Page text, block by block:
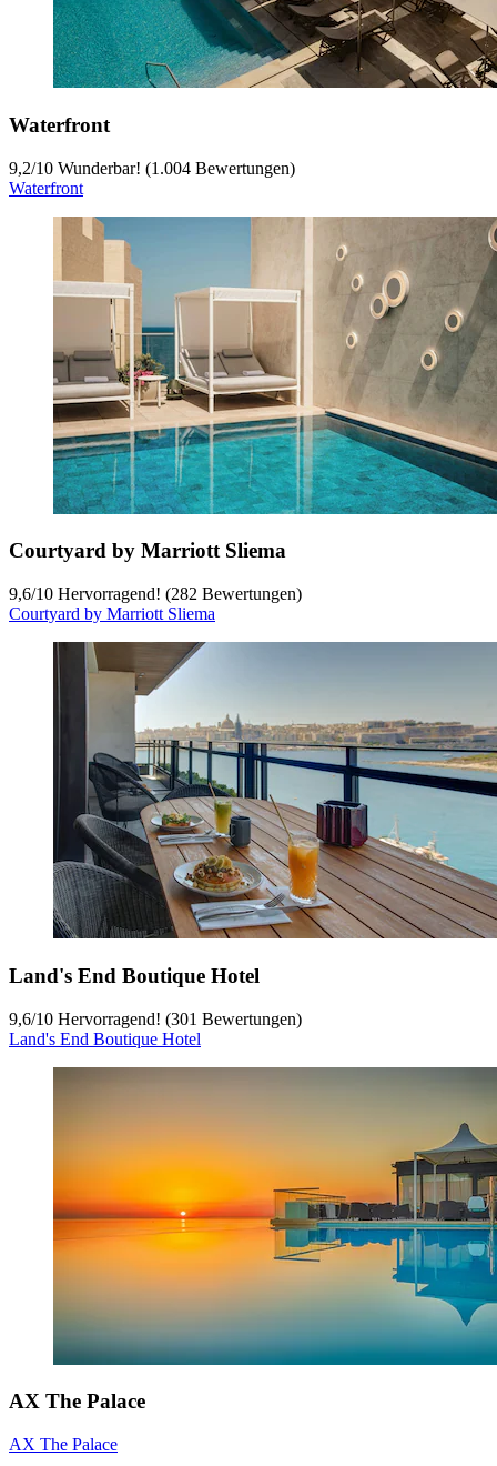
Waterfront
9,2/10 Wunderbar! (1.004 Bewertungen)
Waterfront
Courtyard by Marriott Sliema
9,6/10 Hervorragend! (282 Bewertungen)
Courtyard by Marriott Sliema
Land's End Boutique Hotel
9,6/10 Hervorragend! (301 Bewertungen)
Land's End Boutique Hotel
AX The Palace
AX The Palace